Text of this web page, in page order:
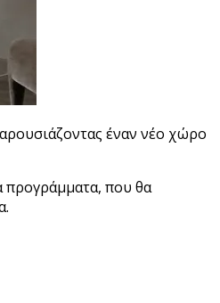
έναν νέο χώρο
προγράμματα, που θα